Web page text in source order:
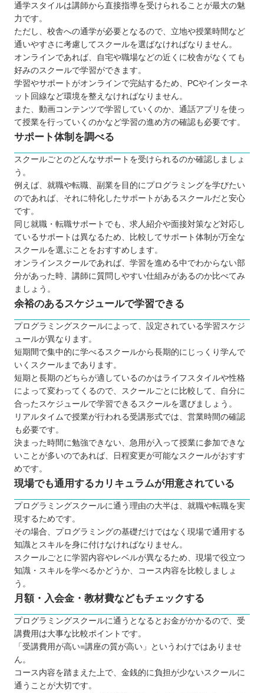
通学スタイルは講師から直接指導を受けられることが最大の魅
力です。
ただし、校舎への通学が必要となるので、立地や授業時間など
通いやすさに考慮してスクールを選ばなければなりません。
オンラインであれば、自宅や職場などの近くに校舎がなくても
好みのスクールで学習ができます。
学習やサポートがオンラインで完結するため、PCやインターネ
ット回線など環境を整えなければなりません。
また、動画コンテンツで学習していくのか、通話アプリを使っ
て授業を行っていくのかなど学習の進め方の確認も必要です。
サポート体制を調べる
スクールごとのどんなサポートを受けられるのか確認しましょ
う。
例えば、就職や転職、副業を目的にプログラミングを学びたい
のであれば、それに特化したサポートがあるスクールだと安心
です。
同じ就職・転職サポートでも、求人紹介や面接対策など対応し
ているサポートは異なるため、比較してサポート体制が万全な
スクールを選ぶことをおすすめします。
オンラインスクールであれば、学習を進める中でわからない部
分があった時、講師に質問しやすい仕組みがあるのか比べてみ
ましょう。
余裕のあるスケジュールで学習できる
プログラミングスクールによって、設定されている学習スケジ
ュールが異なります。
短期間で集中的に学べるスクールから長期的にじっくり学んで
いくスクールまであります。
短期と長期のどちらが適しているのかはライフスタイルや性格
によって変わってくるので、スクールごとに比較して、自分に
合ったスケジュールで学習できるスクールを選びましょう。
リアルタイムで授業が行われる受講形式では、営業時間の確認
も必要です。
決まった時間に勉強できない、急用が入って授業に参加できな
いことが多いのであれば、日程変更が可能なスクールがおすす
めです。
現場でも通用するカリキュラムが用意されている
プログラミングスクールに通う理由の大半は、就職や転職を実
現するためです。
その場合、プログラミングの基礎だけではなく現場で通用する
知識とスキルを身に付けなければなりません。
スクールごとに学習内容やレベルが異なるため、現場で役立つ
知識・スキルを学べるかどうか、コース内容を比較しましょ
う。
月額・入会金・教材費などもチェックする
プログラミングスクールに通うとなるとお金がかかるので、受
講費用は大事な比較ポイントです。
「受講費用が高い=講座の質が高い」というわけではありませ
ん。
コース内容を踏まえた上で、金銭的に負担が少ないスクールに
通うことが大切です。